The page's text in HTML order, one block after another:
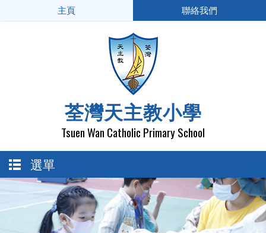
荃灣天主教小學
Tsuen Wan Catholic Primary School
主頁 聯絡我們
選單